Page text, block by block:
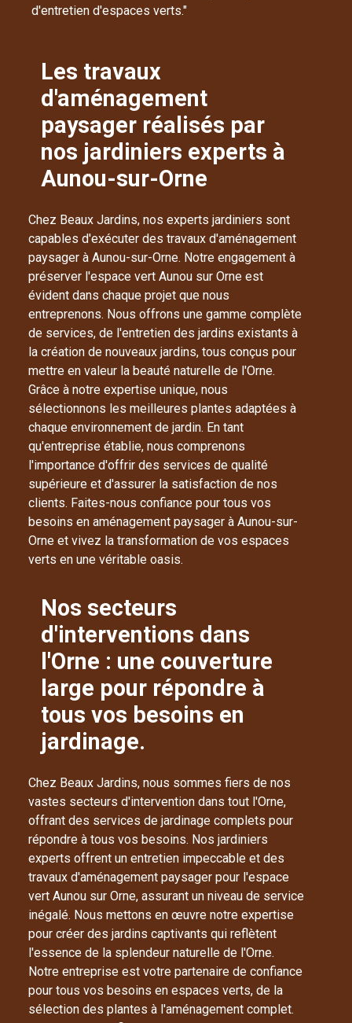
d'entretien d'espaces verts."
Les travaux
d'aménagement
paysager réalisés par
nos jardiniers experts à
Aunou-sur-Orne
Chez Beaux Jardins, nos experts jardiniers sont
capables d'exécuter des travaux d'aménagement
paysager à Aunou-sur-Orne. Notre engagement à
préserver l'espace vert Aunou sur Orne est
évident dans chaque projet que nous
entreprenons. Nous offrons une gamme complète
de services, de l'entretien des jardins existants à
la création de nouveaux jardins, tous conçus pour
mettre en valeur la beauté naturelle de l'Orne.
Grâce à notre expertise unique, nous
sélectionnons les meilleures plantes adaptées à
chaque environnement de jardin. En tant
qu'entreprise établie, nous comprenons
l'importance d'offrir des services de qualité
supérieure et d'assurer la satisfaction de nos
clients. Faites-nous confiance pour tous vos
besoins en aménagement paysager à Aunou-sur-
Orne et vivez la transformation de vos espaces
verts en une véritable oasis.
Nos secteurs
d'interventions dans
l'Orne : une couverture
large pour répondre à
tous vos besoins en
jardinage.
Chez Beaux Jardins, nous sommes fiers de nos
vastes secteurs d'intervention dans tout l'Orne,
offrant des services de jardinage complets pour
répondre à tous vos besoins. Nos jardiniers
experts offrent un entretien impeccable et des
travaux d'aménagement paysager pour l'espace
vert Aunou sur Orne, assurant un niveau de service
inégalé. Nous mettons en œuvre notre expertise
pour créer des jardins captivants qui reflètent
l'essence de la splendeur naturelle de l'Orne.
Notre entreprise est votre partenaire de confiance
pour tous vos besoins en espaces verts, de la
sélection des plantes à l'aménagement complet.